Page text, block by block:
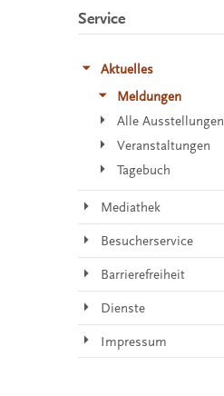
Service
Aktuelles
Meldungen
Alle Ausstellungen
Veranstaltungen
Tagebuch
Mediathek
Besucherservice
Barrierefreiheit
Dienste
Impressum